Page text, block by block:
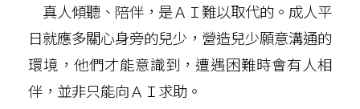
真人傾聽、陪伴，是ＡＩ難以取代的。成人平
日就應多關心身旁的兒少，營造兒少願意溝通的
環境，他們才能意識到，遭遇困難時會有人相
伴，並非只能向ＡＩ求助。